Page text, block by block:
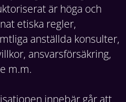
är höga och
etiska regler,
anställda konsulter,
ansvarsförsäkring,
m.m.
innebär går att